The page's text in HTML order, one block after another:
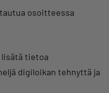
osoitteessa
tietoa
digiloikan tehnyttä ja